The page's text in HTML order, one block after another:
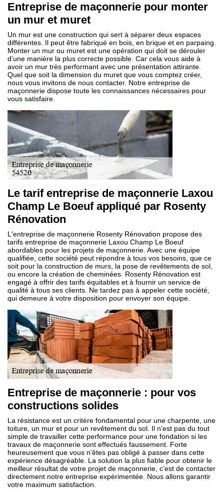
Entreprise de maçonnerie pour monter
un mur et muret
Un mur est une construction qui sert à séparer deux espaces
différentes. Il peut être fabriqué en bois, en brique et en parpaing.
Monter un mur ou muret est une opération qui doit se dérouler
d’une manière la plus correcte possible. Car cela vous aide à
avoir un mur très performant avec une présentation attirante.
Quel que soit la dimension du muret que vous comptez créer,
nous vous invitons de nous contacter. Notre entreprise de
maçonnerie dispose toute les connaissances nécessaires pour
vous satisfaire.
Le tarif entreprise de maçonnerie Laxou
Champ Le Boeuf appliqué par Rosenty
Rénovation
L'entreprise de maçonnerie Rosenty Rénovation propose des
tarifs entreprise de maçonnerie Laxou Champ Le Boeuf
abordables pour les projets de maçonnerie. Avec une équipe
qualifiée, cette société peut répondre à tous vos besoins, que ce
soit pour la construction de murs, la pose de revêtements de sol,
ou encore la création de cheminées. Rosenty Rénovation est
engagé à offrir des tarifs équitables et à fournir un service de
qualité à tous ses clients. Ne tardez pas à appeler cette société,
qui demeure à votre disposition pour envoyer son équipe.
Entreprise de maçonnerie : pour vos
constructions solides
La résistance est un critère fondamental pour une charpente, une
toiture, un mur et pour un revêtement du sol. Il n’est pas du tout
simple de travailler cette performance pour une fondation si les
travaux de maçonnerie sont effectués faussement. Forte
heureusement que vous n’êtes pas obligé à passer dans cette
expérience désagréable. La solution la plus fiable pour obtenir le
meilleur résultat de votre projet de maçonnerie, c’est de contacter
directement notre entreprise expérimentée. Nous allons garantir
votre maximum satisfaction.